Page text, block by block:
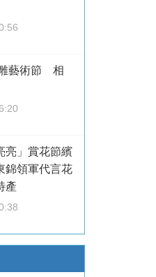
藝術節 相
亮」賞花節繽
領軍代言花
產